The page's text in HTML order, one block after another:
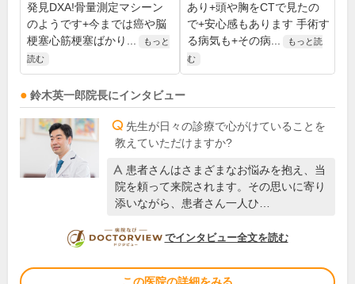
発見DXA!骨量測定マシーン
のようです+今までは癌や脳
梗塞心筋梗塞ばかり...
もっと
読む
あり+頭や胸をCTで見たの
で+安心感もあります 手術す
る病気も+その病...
もっと読
む
鈴木英一郎院長にインタビュー
先生が日々の診療で心がけていることを
教えていただけますか?
患者さんはさまざまなお悩みを抱え、当
院を頼って来院されます。その思いに寄り
添いながら、患者さん一人ひ…
DOCTORVIEW
でインタビュー全文を読む